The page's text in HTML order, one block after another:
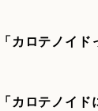
「カロテノイド
「カロテノイ